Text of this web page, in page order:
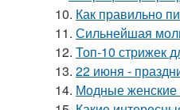
10. Как правильно
11. Сильнейшая
12. Топ-10 стрижек
13. 22 июня -
14. Модные женские